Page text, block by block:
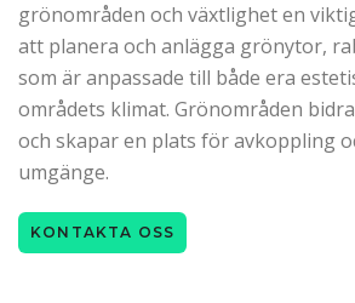
grönområden och växtlighet en
att planera och anlägga grönytor,
som är anpassade till både era
områdets klimat. Grönområden
och skapar en plats för avkoppling
umgänge.
KONTAKTA OSS